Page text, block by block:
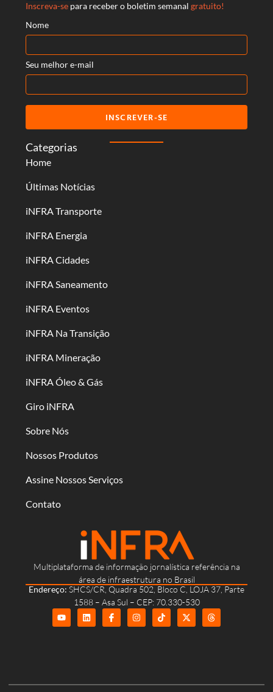
Multiplataforma de informação jornalística referência na
área de infraestrutura no Brasil
Endereço: SHCS/CR, Quadra 502, Bloco C, LOJA 37, Parte
1588 – Asa Sul – CEP: 70.330-530
Categorias
Home
Últimas Notícias
iNFRA Transporte
iNFRA Energia
iNFRA Cidades
iNFRA Saneamento
iNFRA Eventos
iNFRA Na Transição
iNFRA Mineração
iNFRA Óleo & Gás
Giro iNFRA
Sobre Nós
Nossos Produtos
Assine Nossos Serviços
Contato
Inscreva-se para receber o boletim semanal gratuito!
Nome
Seu melhor e-mail
INSCREVER-SE